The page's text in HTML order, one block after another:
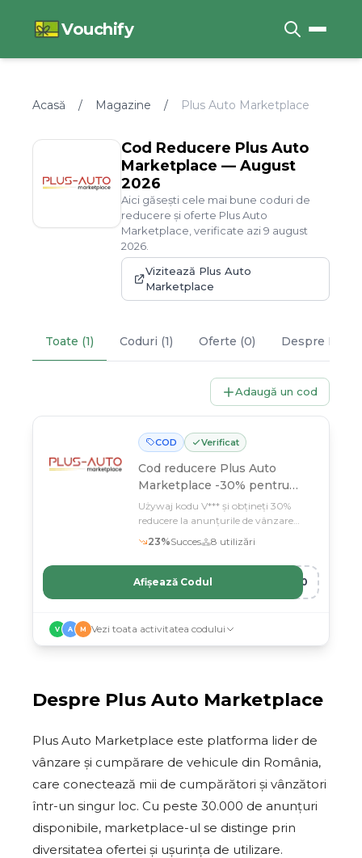
Vouchify
Acasă / Magazine / Plus Auto Marketplace
Cod Reducere Plus Auto
Marketplace — August
2026
Aici găsești cele mai bune coduri de
reducere și oferte Plus Auto
Marketplace , verificate azi9 august
2026
Vizitează Plus Auto
Marketplace
Toate (1) Coduri (1) Oferte (0) Despre Plus
Adaugă un cod
COD Verificat
Cod reducere Plus Auto
Marketplace -30% pentru
anunt vanzare auto, pachet
Maraton si Sprint
Używaj kodu V*** și obțineți 30%
reducere la anunțurile de vânzare
auto pe Plus Auto Marketplace
23%Succes 8 utilizări
Y30
Afișează Codul
V A M Vezi toata activitatea codului
Despre Plus Auto Marketplace
Plus Auto Marketplace este platforma lider de
vânzare și cumpărare de vehicule din România,
care conectează mii de cumpărători și vânzători
într-un singur loc. Cu peste 30.000 de anunțuri
disponibile, marketplace-ul se distinge prin
diversitatea ofertei și ușurința de utilizare.